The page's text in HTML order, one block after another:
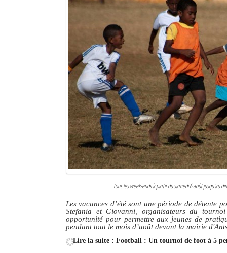
Tous les week-ends à partir du samedi 6 août jusqu’au
Les vacances d’été sont une période de détente
Stefania et Giovanni, organisateurs du
opportunité pour permettre aux jeunes de
pendant tout le mois d’août devant la mairie
Lire la suite : Football : Un tournoi de foot à 5